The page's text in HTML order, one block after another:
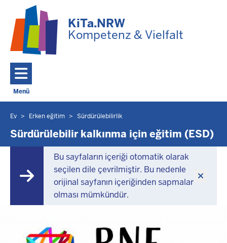
KiTa.NRW
Kompetenz & Vielfalt
Menü
Toggle navigation: Ana Menü
Burada
bulunuyorsunuz
Ev Erken eğitim Sürdürülebilirlik
Sürdürülebilir kalkınma için eğitim (ESD)
Bu sayfaların içeriği otomatik olarak
seçilen dile çevrilmiştir. Bu nedenle
orijinal sayfanın içeriğinden sapmalar
olması mümkündür.